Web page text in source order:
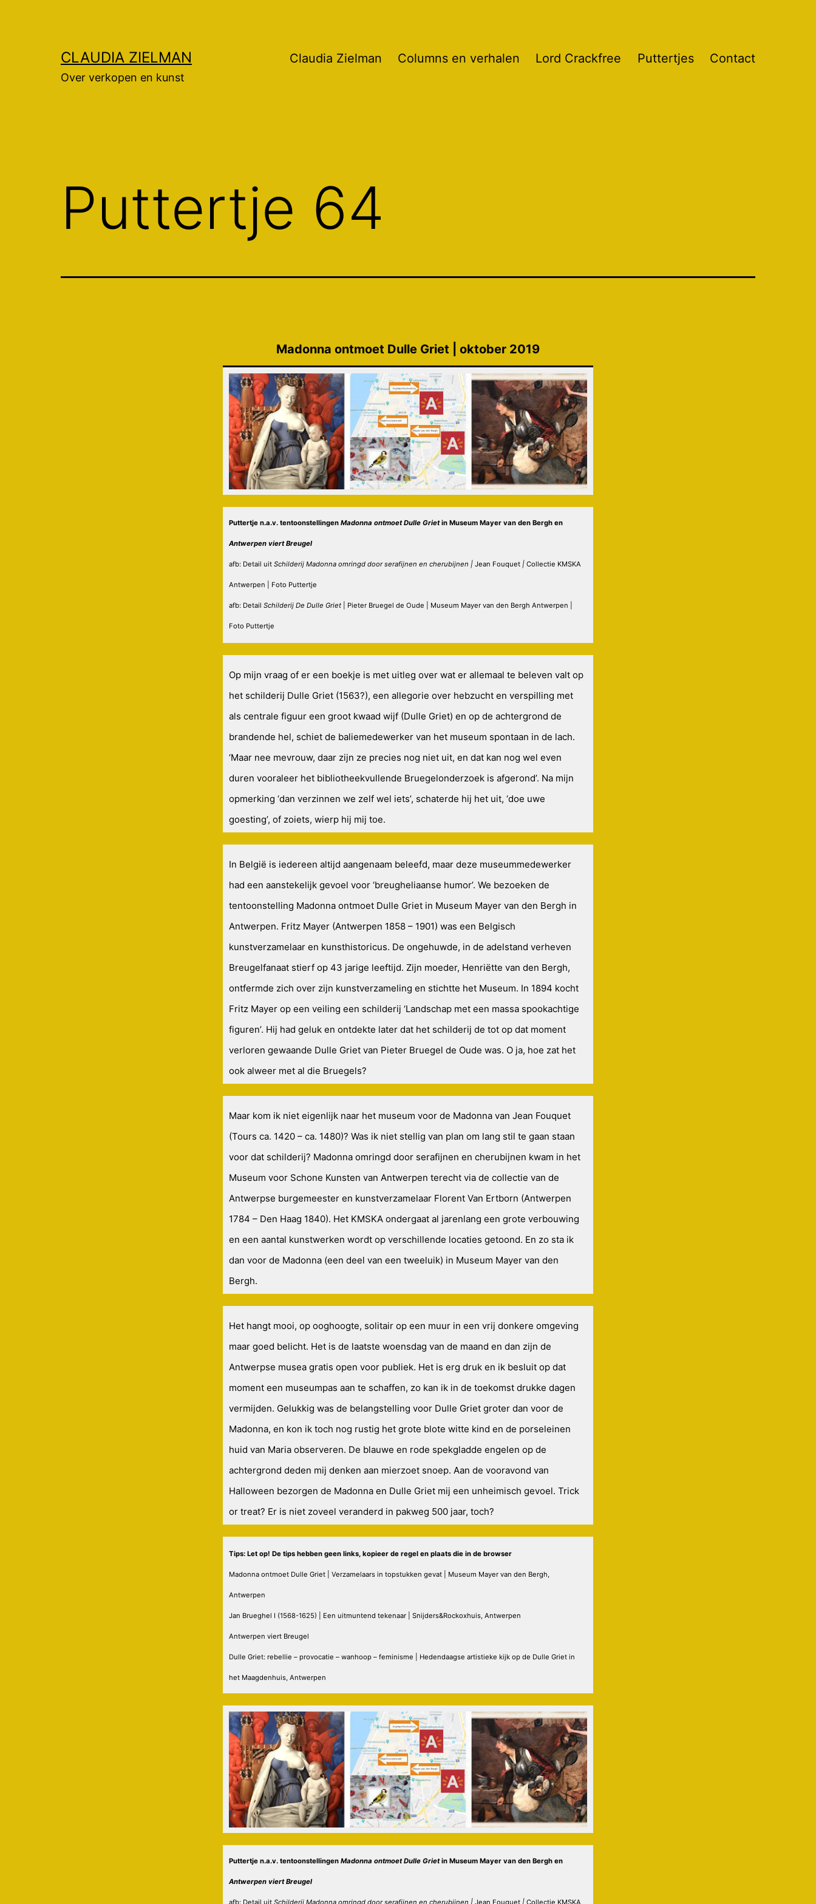
CLAUDIA ZIELMAN
Over verkopen en kunst
Claudia Zielman Columns en verhalen Lord Crackfree Puttertjes Contact
Puttertje 64
Madonna ontmoet Dulle Griet | oktober 2019
Puttertje n.a.v. tentoonstellingen Madonna ontmoet Dulle Grietin Museum Mayer van den Bergh en
Antwerpen viert Breugel
afb: Detail uit Schilderij Madonna omringd door serafijnen en cherubijnen | Jean Fouquet | Collectie KMSKA
Antwerpen | Foto Puttertje
afb: Detail Schilderij De Dulle Griet | Pieter Bruegel de Oude | Museum Mayer van den Bergh Antwerpen |
Foto Puttertje
Op mijn vraag of er een boekje is met uitleg over wat er allemaal te beleven valt op
het schilderij Dulle Griet (1563?), een allegorie over hebzucht en verspilling met
als centrale figuur een groot kwaad wijf (Dulle Griet) en op de achtergrond de
brandende hel, schiet de baliemedewerker van het museum spontaan in de lach.
‘Maar nee mevrouw, daar zijn ze precies nog niet uit, en dat kan nog wel even
duren vooraleer het bibliotheekvullende Bruegelonderzoek is afgerond’. Na mijn
opmerking ‘dan verzinnen we zelf wel iets’, schaterde hij het uit, ‘doe uwe
goesting’, of zoiets, wierp hij mij toe.
In België is iedereen altijd aangenaam beleefd, maar deze museummedewerker
had een aanstekelijk gevoel voor ‘breugheliaanse humor’. We bezoeken de
tentoonstelling Madonna ontmoet Dulle Griet in Museum Mayer van den Bergh in
Antwerpen. Fritz Mayer (Antwerpen 1858 – 1901) was een Belgisch
kunstverzamelaar en kunsthistoricus. De ongehuwde, in de adelstand verheven
Breugelfanaat stierf op 43 jarige leeftijd. Zijn moeder, Henriëtte van den Bergh,
ontfermde zich over zijn kunstverzameling en stichtte het Museum. In 1894 kocht
Fritz Mayer op een veiling een schilderij ‘Landschap met een massa spookachtige
figuren’. Hij had geluk en ontdekte later dat het schilderij de tot op dat moment
verloren gewaande Dulle Griet van Pieter Bruegel de Oude was. O ja, hoe zat het
ook alweer met al die Bruegels?
Maar kom ik niet eigenlijk naar het museum voor de Madonna van Jean Fouquet
(Tours ca. 1420 – ca. 1480)? Was ik niet stellig van plan om lang stil te gaan staan
voor dat schilderij? Madonna omringd door serafijnen en cherubijnen kwam in het
Museum voor Schone Kunsten van Antwerpen terecht via de collectie van de
Antwerpse burgemeester en kunstverzamelaar Florent Van Ertborn (Antwerpen
1784 – Den Haag 1840). Het KMSKA ondergaat al jarenlang een grote verbouwing
en een aantal kunstwerken wordt op verschillende locaties getoond. En zo sta ik
dan voor de Madonna (een deel van een tweeluik) in Museum Mayer van den
Bergh.
Het hangt mooi, op ooghoogte, solitair op een muur in een vrij donkere omgeving
maar goed belicht. Het is de laatste woensdag van de maand en dan zijn de
Antwerpse musea gratis open voor publiek. Het is erg druk en ik besluit op dat
moment een museumpas aan te schaffen, zo kan ik in de toekomst drukke dagen
vermijden. Gelukkig was de belangstelling voor Dulle Griet groter dan voor de
Madonna, en kon ik toch nog rustig het grote blote witte kind en de porseleinen
huid van Maria observeren. De blauwe en rode spekgladde engelen op de
achtergrond deden mij denken aan mierzoet snoep. Aan de vooravond van
Halloween bezorgen de Madonna en Dulle Griet mij een unheimisch gevoel. Trick
or treat? Er is niet zoveel veranderd in pakweg 500 jaar, toch?
Tips: Let op! De tips hebben geen links, kopieer de regel en plaats die in de browser
Madonna ontmoet Dulle Griet | Verzamelaars in topstukken gevat | Museum Mayer van den Bergh,
Antwerpen
Jan Brueghel I (1568-1625) | Een uitmuntend tekenaar | Snijders&Rockoxhuis, Antwerpen
Antwerpen viert Breugel
Dulle Griet: rebellie – provocatie – wanhoop – feminisme | Hedendaagse artistieke kijk op de Dulle Griet in
het Maagdenhuis, Antwerpen
Puttertje n.a.v. tentoonstellingen Madonna ontmoet Dulle Grietin Museum Mayer van den Bergh en
Antwerpen viert Breugel
afb: Detail uit Schilderij Madonna omringd door serafijnen en cherubijnen | Jean Fouquet | Collectie KMSKA